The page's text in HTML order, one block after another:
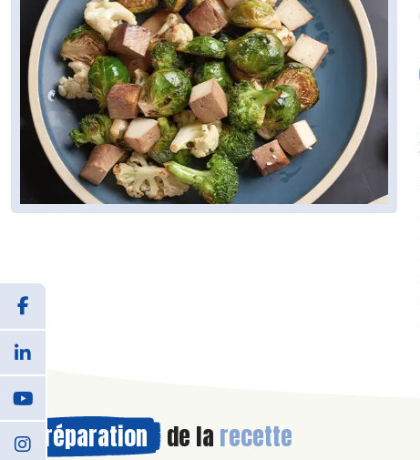
Préparation de la recette